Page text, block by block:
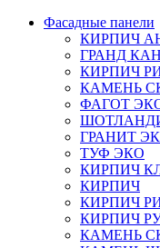
Фасадные панели
КИРПИЧ
ГРАНД
КИРПИЧ
КАМЕНЬ
ФАГОТ
ГРАНИТ
ТУФ ЭКО
КИРПИЧ
КИРПИЧ
КИРПИЧ
КИРПИЧ
КАМЕНЬ